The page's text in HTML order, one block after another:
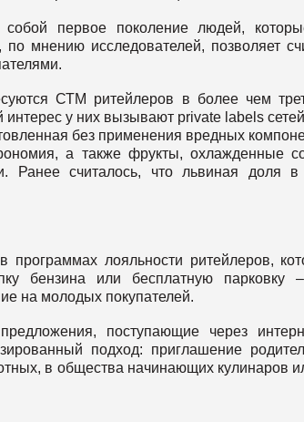
первое поколение людей,
мнению исследователей, позволяет
СТМ ритейлеров в более чем
у них вызывают private labels
без применения вредных
а также фрукты, охлажденные
Ранее считалось, что львиная доля в
лояльности ритейлеров,
бензина или бесплатную парковку
на молодых покупателей.
поступающие через
подход: приглашение
в общества начинающих кулинаров